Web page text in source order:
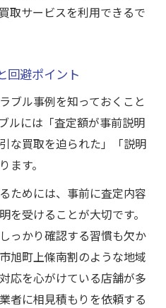
取サービスを利用できるで
回避ポイント
ブル事例を知っておくこと
ルには「査定額が事前説明
な買取を迫られた」「説明
ます。
ためには、事前に査定内容
を受けることが大切です。
っかり確認する習慣も欠か
旭町上條南割のような地域
応を心がけている店舗が多
者に相見積もりを依頼する